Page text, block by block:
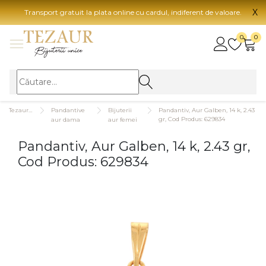
Transport gratuit la plata online cu cardul, indiferent de valoare. X
0 0
BIJUTERII
BIJUTERII FEMEI
Inele
Bratari
Pandantive
aur dama
Bijuterii
aur femei
Pandantiv, Aur Galben, 14 k, 2.43
gr, Cod Produs: 629834
Pandantiv, Aur Galben, 14 k, 2.43 gr,
Cod Produs: 629834